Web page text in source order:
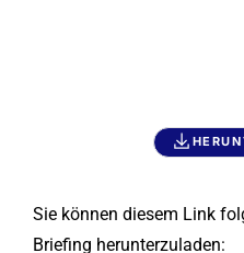
Sie können diesem Link
Briefing herunterzuladen: